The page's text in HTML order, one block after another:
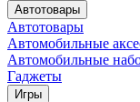
Автотовары
Автотовары
Автомобильные
Автомобильные
Гаджеты
Игры